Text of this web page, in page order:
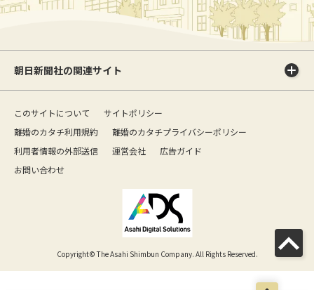
朝日新聞社の関連サイト
このサイトについて
サイトポリシー
離婚のカタチ利用規約
離婚のカタチプライバシーポリシー
利用者情報の外部送信
運営会社
広告ガイド
お問い合わせ
Copyright© The Asahi Shimbun Company. All Rights Reserved.